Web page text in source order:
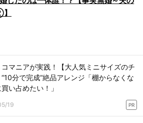
コマニアが実践！【大人気ミニサイズのチ
分で完成”絶品アレンジ「棚からなくな
い占めたい！」
19 PR